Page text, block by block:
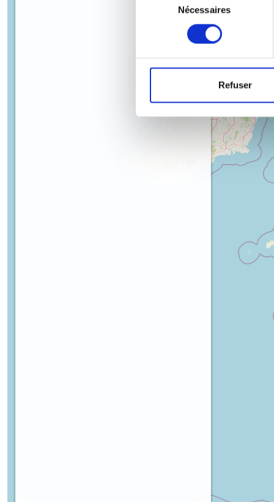
consentement
Nécessaires
Refuser